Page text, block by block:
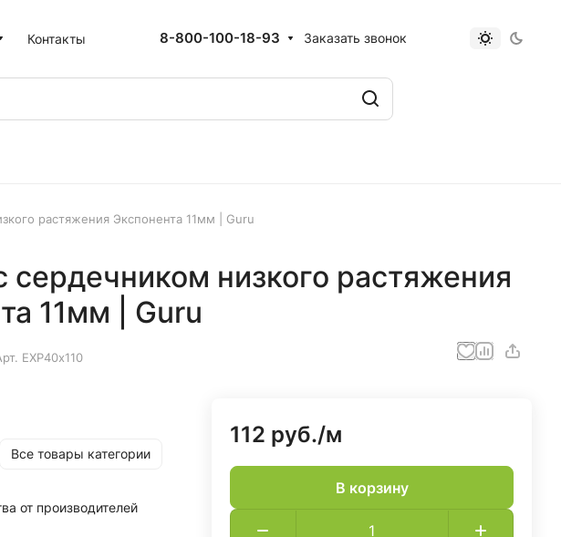
Контакты 8-800-100-18-93 Заказать звонок
растяжения Экспонента 11мм | Guru
сердечником низкого растяжения
11мм | Guru
EXP40х110
Все товары категории
от производителей
112 руб./м
В корзину